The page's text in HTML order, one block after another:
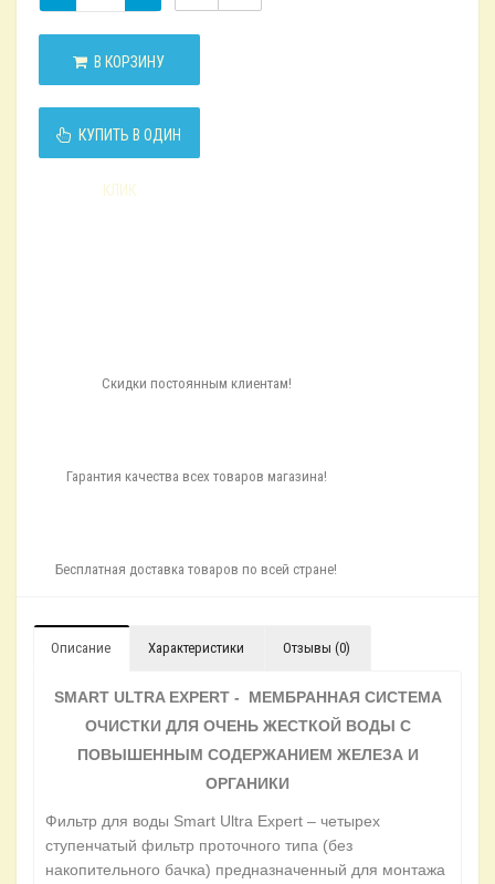
В КОРЗИНУ
КУПИТЬ В ОДИН
КЛИК
Скидки постоянным клиентам!
Гарантия качества всех товаров магазина!
Бесплатная доставка товаров по всей стране!
Описание Характеристики Отзывы (0)
SMART ULTRA EXPERT - МЕМБРАННАЯ СИСТЕМА
ОЧИСТКИ ДЛЯ ОЧЕНЬ ЖЕСТКОЙ ВОДЫ С
ПОВЫШЕННЫМ СОДЕРЖАНИЕМ ЖЕЛЕЗА И
ОРГАНИКИ
Фильтр для воды Smart Ultra Expert – четырех
ступенчатый фильтр проточного типа (без
накопительного бачка) предназначенный для монтажа